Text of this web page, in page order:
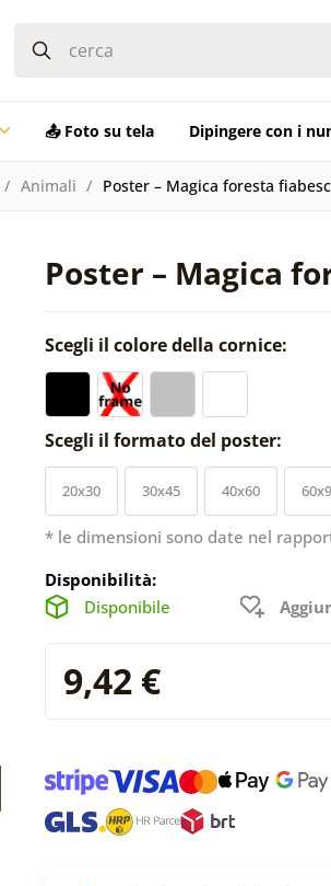
📤 Foto su tela Dipingere con i
Animali Poster – Magica foresta
Poster – Magica
Scegli il colore della cornice:
Scegli il formato del poster:
20x30 30x45 40x60
* le dimensioni sono date nel
Disponibilità:
Disponibile
9,42 €